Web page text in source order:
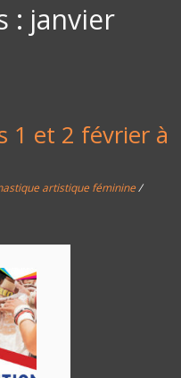
: janvier
1 et 2 février à
artistique féminine/